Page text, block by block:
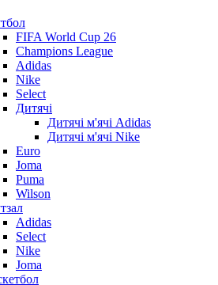
FIFA World Cup 26
Champions League
Adidas
Nike
Select
Дитячі
Дитячі м'ячі Adidas
Дитячі м'ячі Nike
Euro
Joma
Puma
Wilson
Adidas
Select
Nike
Joma